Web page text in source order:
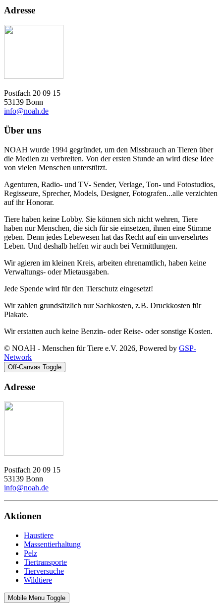
Adresse
Postfach 20 09 15
53139 Bonn
info@noah.de
Über uns
NOAH wurde 1994 gegründet, um den Missbrauch an Tieren über
die Medien zu verbreiten. Von der ersten Stunde an wird diese Idee
von vielen Menschen unterstützt.
Agenturen, Radio- und TV- Sender, Verlage, Ton- und Fotostudios,
Regisseure, Sprecher, Models, Designer, Fotografen...alle verzichten
auf ihr Honorar.
Tiere haben keine Lobby. Sie können sich nicht wehren, Tiere
haben nur Menschen, die sich für sie einsetzen, ihnen eine Stimme
geben. Denn jedes Lebewesen hat das Recht auf ein unversehrtes
Leben. Und deshalb helfen wir auch bei Vermittlungen.
Wir agieren im kleinen Kreis, arbeiten ehrenamtlich, haben keine
Verwaltungs- oder Mietausgaben.
Jede Spende wird für den Tierschutz eingesetzt!
Wir zahlen grundsätzlich nur Sachkosten, z.B. Druckkosten für
Plakate.
Wir erstatten auch keine Benzin- oder Reise- oder sonstige Kosten.
© NOAH - Menschen für Tiere e.V. 2026, Powered by GSP-
Network
Off-Canvas Toggle
Adresse
Postfach 20 09 15
53139 Bonn
info@noah.de
Aktionen
Haustiere
Massentierhaltung
Pelz
Tiertransporte
Tierversuche
Wildtiere
Mobile Menu Toggle